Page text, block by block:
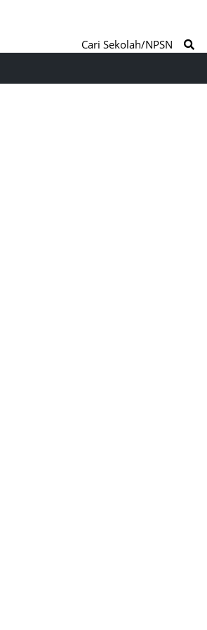
Cari Sekolah/NPSN